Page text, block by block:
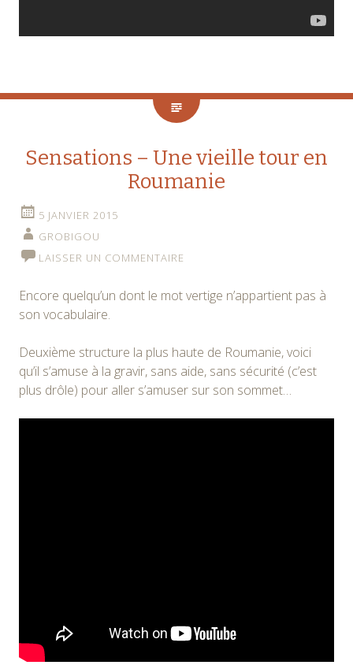
Sensations – Une vieille tour en
Roumanie
5 JANVIER 2015
GROBIGOU
LAISSER UN COMMENTAIRE
Encore quelqu’un dont le mot vertige n’appartient pas à
son vocabulaire.
Deuxième structure la plus haute de Roumanie, voici
qu’il s’amuse à la gravir, sans aide, sans sécurité (c’est
plus drôle) pour aller s’amuser sur son sommet…